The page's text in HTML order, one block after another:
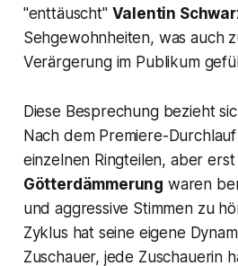
"enttäuscht" Valentin
Sehgewohnheiten, was auch
Verärgerung im Publikum
Diese Besprechung bezieht
Nach dem Premiere-
einzelnen Ringteilen, aber
Götterdämmerung waren
und aggressive Stimmen zu
Zyklus hat seine eigene
Zuschauer, jede Zuschauerin